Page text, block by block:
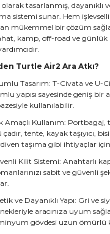
olarak tasarlanmış, dayanıklı
sistemi sunar. Hem
mükemmel bir çözüm
kamp, off-road ve günlük
Turtle Air2 Ara Atkı?
Tasarım: T-Civata ve U-
yapısı sayesinde geniş bir
kullanılabilir.
Amaçlı Kullanım: Portbagaj,
çadır, tente, kayak taşıyıcı,
taşıma gibi ihtiyaçlar
Kilit Sistemi: Anahtarlı
sabit ve güvenli
ve Dayanıklı Yapı: Gri ve
aracınıza uyum
gövdesi uzun ömürlü